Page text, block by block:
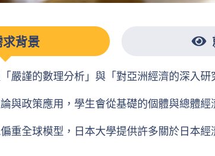
求背景
嚴謹的數理分析」與「對亞洲經濟的深入研
與政策應用，學生會從基礎的個體與總體
重全球模型，日本大學提供許多關於日本